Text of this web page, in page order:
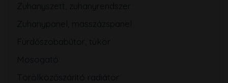
Zuhanyszett, zuhanyrendszer
Zuhanypanel, masszázspanel
Fürdőszobabútor, tükör
Mosogató
Törölközőszárító radiátor